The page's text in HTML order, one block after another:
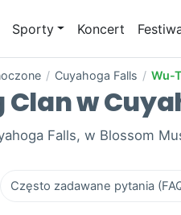
Sporty Koncert
/ Cuyahoga Falls / Wu-
w
Falls, w Blossom
Często zadawane pytania